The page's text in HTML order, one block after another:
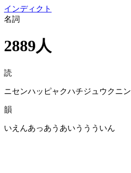
インディクト
名詞
2889人
読
ニセンハッピャクハチジュウクニン
韻
いえんあっあうあいううういん